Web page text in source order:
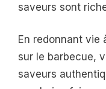
saveurs sont
En redonnant vie
sur le barbecue,
saveurs